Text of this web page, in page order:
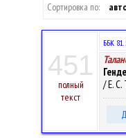
Сортировка по:
451
полный
текст
ББК 81.
/ Е.